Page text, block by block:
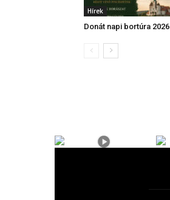
Hírek
Donát napi bortúra 2026